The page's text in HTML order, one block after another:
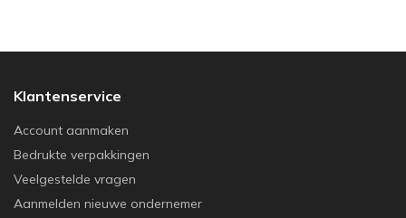
Klantenservice
Account aanmaken
Bedrukte verpakkingen
Veelgestelde vragen
Aanmelden nieuwe ondernemer